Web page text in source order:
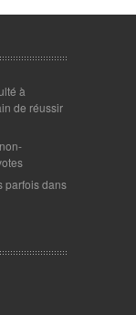
à
de réussir
parfois dans